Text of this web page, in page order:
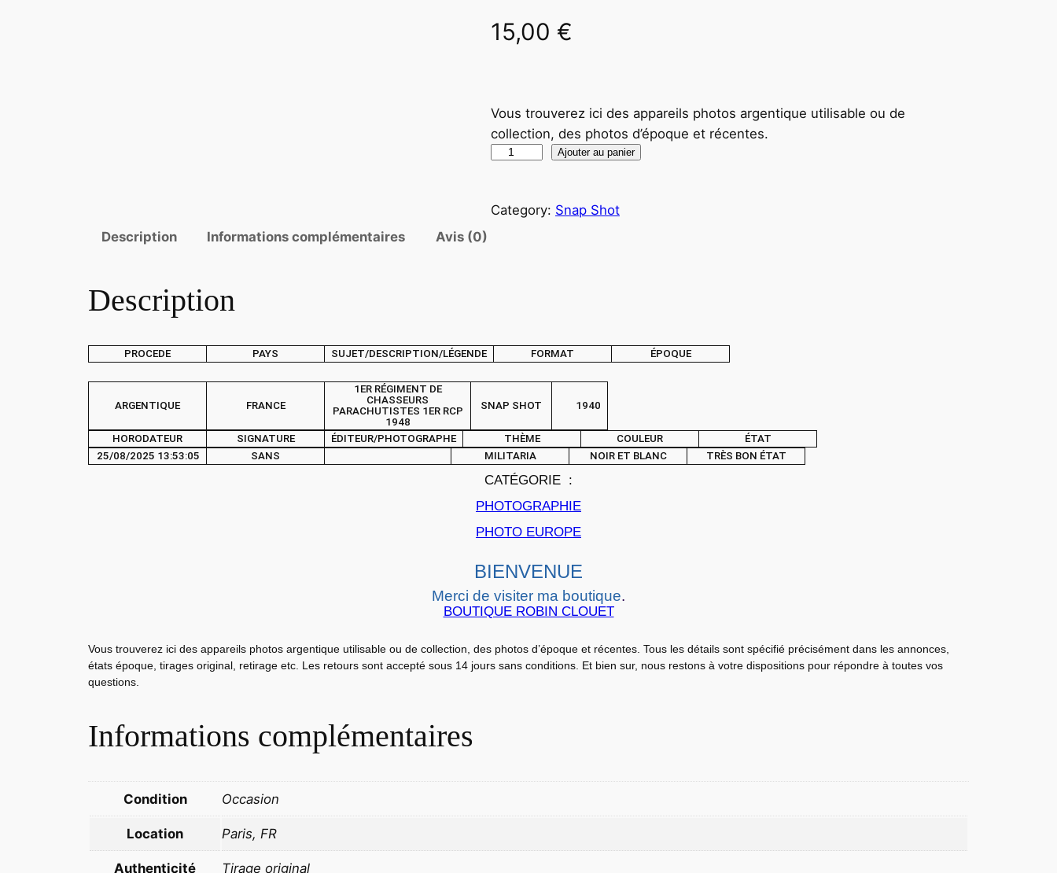
15,00 €
Vous trouverez ici des appareils photos argentique utilisable ou de
collection, des photos d’époque et récentes.
n
H
O
S
N
A
S
H
O
T
F
r
a
r
g
Ajouter au panier
Category: Snap Shot
Description
Informations complémentaires Avis (0)
Description
PROCEDE PAYS SUJET/DESCRIPTION/LÉGENDE FORMAT ÉPOQUE
ARGENTIQUE FRANCE
1ER RÉGIMENT DE
CHASSEURS
PARACHUTISTES 1ER RCP
1948
SNAP SHOT 1940
HORODATEUR SIGNATURE ÉDITEUR/PHOTOGRAPHE THÈME COULEUR
ÉTAT
25/08/2025 13:53:05
SANS MILITARIA NOIR ET BLANC TRÈS BON ÉTAT
CATÉGORIE :
PHOTOGRAPHIE
PHOTO EUROPE
BIENVENUE
Merci de visiter ma boutique.
BOUTIQUE ROBIN CLOUET
Vous trouverez ici des appareils photos argentique utilisable ou de collection, des photos d’époque et récentes. Tous les détails sont spécifié précisément dans les annonces,
états époque, tirages original, retirage etc. Les retours sont accepté sous 14 jours sans conditions. Et bien sur, nous restons à votre dispositions pour répondre à toutes vos
questions.
Informations complémentaires
Condition Occasion
Location Paris, FR
Authenticité Tirage original